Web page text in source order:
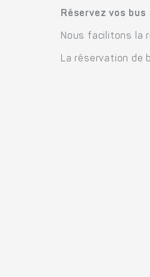
Réservez vos
Nous facilitons la
La réservation de